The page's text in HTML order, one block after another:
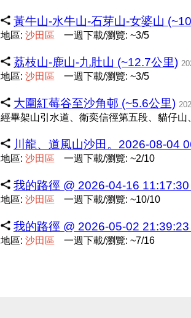
黃牛山-水牛山-石芽山-女婆山
地區: 沙田 區 一週下載/瀏覽: ~3/5
荔枝山-鹿山-九肚山 (~12.7公里)
地區: 沙田 區 一週下載/瀏覽: ~3/5
大圍紅莓谷至沙角邨 (~5.6公里)
經畢架山引水道、衛奕信徑第五段、貓仔
川龍、道風山沙田。2026-08-04
地區: 沙田 區 一週下載/瀏覽: ~2/10
我的路徑 @ 2026-04-16
地區: 沙田 區 一週下載/瀏覽: ~10/10
我的路徑 @ 2026-05-02
地區: 沙田 區 一週下載/瀏覽: ~7/16